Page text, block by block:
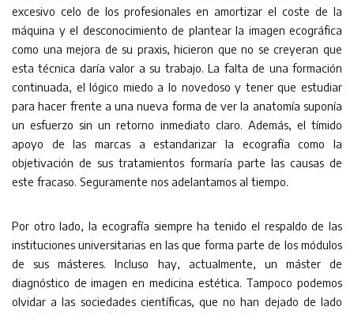
excesivo celo de los profesionales en amortizar el coste de la
máquina y el desconocimiento de plantear la imagen ecográfica
como una mejora de su praxis, hicieron que no se creyeran que
esta técnica daría valor a su trabajo. La falta de una formación
continuada, el lógico miedo a lo novedoso y tener que estudiar
para hacer frente a una nueva forma de ver la anatomía suponía
un esfuerzo sin un retorno inmediato claro. Además, el tímido
apoyo de las marcas a estandarizar la ecografía como la
objetivación de sus tratamientos formaría parte las causas de
este fracaso. Seguramente nos adelantamos al tiempo.
Por otro lado, la ecografía siempre ha tenido el respaldo de las
instituciones universitarias en las que forma parte de los módulos
de sus másteres. Incluso hay, actualmente, un máster de
diagnóstico de imagen en medicina estética. Tampoco podemos
olvidar a las sociedades científicas, que no han dejado de lado